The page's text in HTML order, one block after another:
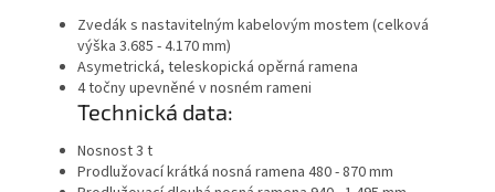
Zvedák s nastavitelným kabelovým mostem (celková
výška 3.685 - 4.170 mm)
Asymetrická, teleskopická opěrná ramena
4 točny upevněné v nosném rameni
Technická data:
Nosnost 3 t
Prodlužovací krátká nosná ramena 480 - 870 mm